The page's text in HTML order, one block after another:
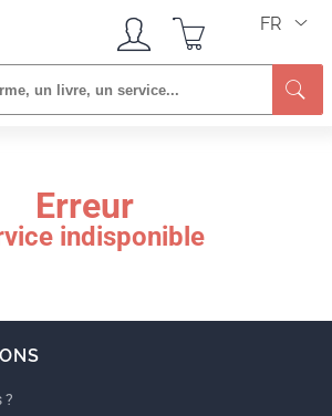
FR
Erreur
indisponible
?